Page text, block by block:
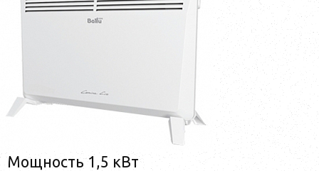
Мощность 1,5 кВт